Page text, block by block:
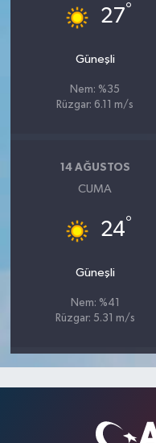
27°
Güneşli
Nem: %35
Rüzgar: 6.11 m/s
14 AĞUSTOS
CUMA
24°
Güneşli
Nem: %41
Rüzgar: 5.31 m/s